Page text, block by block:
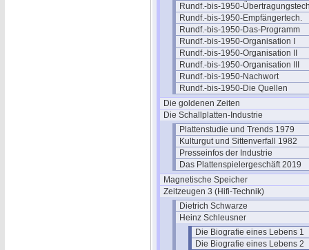
Rundf.-bis-1950-
Rundf.-bis-1950-Empfängertech.
Rundf.-bis-1950-Das-Programm
Rundf.-bis-1950-Organisation I
Rundf.-bis-1950-Organisation II
Rundf.-bis-1950-Organisation III
Rundf.-bis-1950-Nachwort
Rundf.-bis-1950-Die Quellen
Die goldenen Zeiten
Die Schallplatten-Industrie
Plattenstudie und Trends 1979
Kulturgut und Sittenverfall 1982
Presseinfos der Industrie
Das Plattenspielergeschäft 2019
Magnetische Speicher
Zeitzeugen 3 (Hifi-Technik)
Dietrich Schwarze
Heinz Schleusner
Die Biografie eines Lebens 1
Die Biografie eines Lebens 2